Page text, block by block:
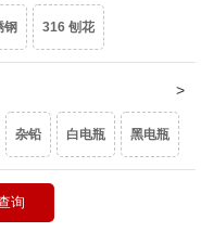
(2吨以上 ) 货车(5吨以上 )
男士摩托车 踏板摩托车
钢 316 刨花
杂铅 白电瓶 黑电瓶